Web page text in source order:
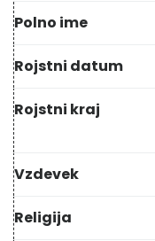
Polno ime
Rojstni datum
Rojstni kraj
Vzdevek
Religija